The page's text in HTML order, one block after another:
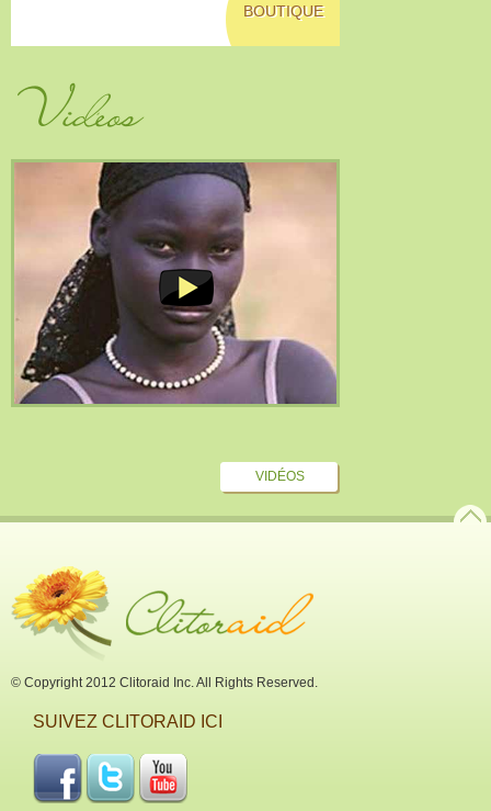
BOUTIQUE
Vidéos
VIDÉOS
© Copyright 2012 Clitoraid Inc. All Rights Reserved.
SUIVEZ CLITORAID ICI